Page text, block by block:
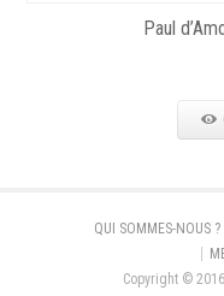
Paul
QUI SOMMES-NOUS ?
Copyright ©